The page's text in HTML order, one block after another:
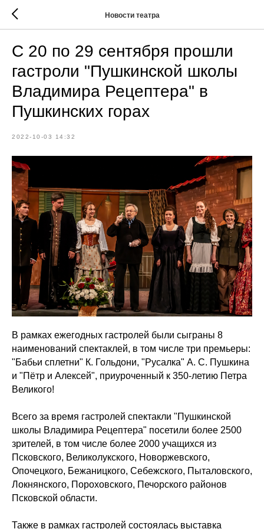
Новости театра
С 20 по 29 сентября прошли
гастроли "Пушкинской школы
Владимира Рецептера" в
Пушкинских горах
2022-10-03 14:32
В рамках ежегодных гастролей были сыграны 8
наименований спектаклей, в том числе три премьеры:
"Бабьи сплетни" К. Гольдони, "Русалка" А. С. Пушкина
и "Пётр и Алексей", приуроченный к 350-летию Петра
Великого!
Всего за время гастролей спектакли "Пушкинской
школы Владимира Рецептера" посетили более 2500
зрителей, в том числе более 2000 учащихся из
Псковского, Великолукского, Новоржевского,
Опочецкого, Бежаницкого, Себежского, Пыталовского,
Локнянского, Пороховского, Печорского районов
Псковской области.
Также в рамках гастролей состоялась выставка